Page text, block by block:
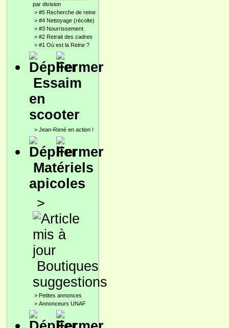
par division
> #5 Recherche de reine
> #4 Nettoyage (récolte)
> #3 Nourrissement
> #2 Retrait des cadres
> #1 Où est la Reine ?
Essaim
en
scooter
> Jean-René en action !
Matériels
apicoles
>
Boutiques
suggestions
> Petites annonces
> Annonceurs UNAF